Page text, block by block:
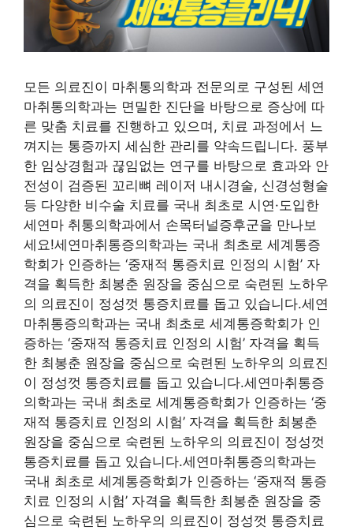
모든 의료진이 마취통의학과 전문의로 구성된 세연
마취통의학과는 면밀한 진단을 바탕으로 증상에 따
른 맞춤 치료를 진행하고 있으며, 치료 과정에서 느
껴지는 통증까지 세심한 관리를 약속드립니다. 풍부
한 임상경험과 끊임없는 연구를 바탕으로 효과와 안
전성이 검증된 꼬리뼈 레이저 내시경술, 신경성형술
등 다양한 비수술 치료를 국내 최초로 시연·도입한
세연마 취통의학과에서 손목터널증후군을 만나보
세요!세연마취통증의학과는 국내 최초로 세계통증
학회가 인증하는 ‘중재적 통증치료 인정의 시험’ 자
격을 획득한 최봉춘 원장을 중심으로 숙련된 노하우
의 의료진이 정성껏 통증치료를 돕고 있습니다.세연
마취통증의학과는 국내 최초로 세계통증학회가 인
증하는 ‘중재적 통증치료 인정의 시험’ 자격을 획득
한 최봉춘 원장을 중심으로 숙련된 노하우의 의료진
이 정성껏 통증치료를 돕고 있습니다.세연마취통증
의학과는 국내 최초로 세계통증학회가 인증하는 ‘중
재적 통증치료 인정의 시험’ 자격을 획득한 최봉춘
원장을 중심으로 숙련된 노하우의 의료진이 정성껏
통증치료를 돕고 있습니다.세연마취통증의학과는
국내 최초로 세계통증학회가 인증하는 ‘중재적 통증
치료 인정의 시험’ 자격을 획득한 최봉춘 원장을 중
심으로 숙련된 노하우의 의료진이 정성껏 통증치료